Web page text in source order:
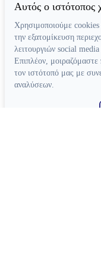
Αυτός ο ιστότοπος
Χρησιμοποιούμε cookies
την εξατομίκευση
λειτουργιών social
Επιπλέον, μοιραζόμαστε
τον ιστότοπό μας με
αναλύσεων.